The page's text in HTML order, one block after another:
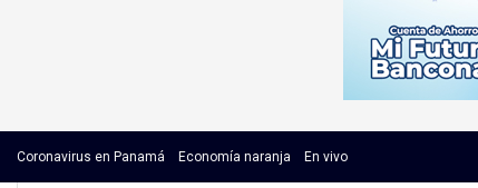
Coronavirus en Panamá Economía naranja En vivo